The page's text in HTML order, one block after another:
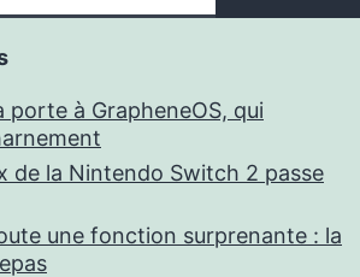
porte à GrapheneOS, qui
de la Nintendo Switch 2 passe
une fonction surprenante : la